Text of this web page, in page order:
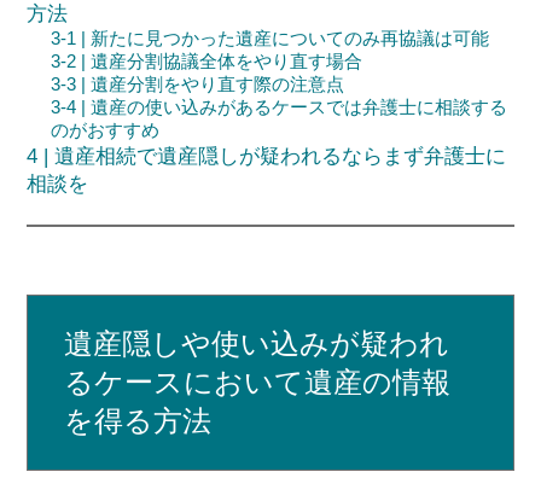
方法
3-1 | 新たに見つかった遺産についてのみ再協議は可能
3-2 | 遺産分割協議全体をやり直す場合
3-3 | 遺産分割をやり直す際の注意点
3-4 | 遺産の使い込みがあるケースでは弁護士に相談する
のがおすすめ
4 | 遺産相続で遺産隠しが疑われるならまず弁護士に
相談を
遺産隠しや使い込みが疑われ
るケースにおいて遺産の情報
を得る方法